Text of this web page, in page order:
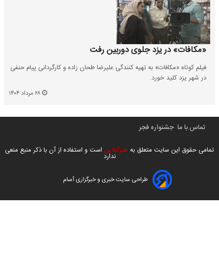
«مکافات» در یزد جلوی دوربین رفت
فیلم کوتاه «مکافات» به تهیه کنندگی علیرضا طحان زاده و کارگردانی پیام حنفی
در شهر یزد کلید خورد.
تماس با ما جشنواره فجر
تمامی حقوق این سایت متعلق به هنرآنلاین است و استفاده از آن با ذکر منبع منعی
ندارد
طراحی سایت خبری و خبرگزاری آسام